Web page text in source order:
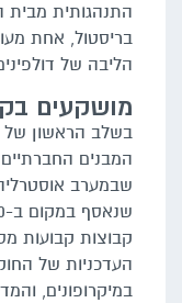
התנהגותית מבית
בריסטול, אחת
הליבה של
מושקעים
בשלב הראשון של
שבמערב
קבוצות קבועות
העדכניות של
במיקרופונים,